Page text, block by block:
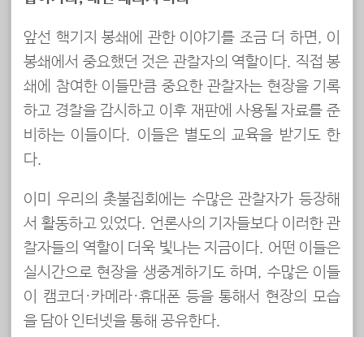
앞선 핵기지 봉쇄에 관한 이야기를 조금 더 하면, 이
봉쇄에서 중요했던 것은 관찰자의 역할이다. 직접 봉
쇄에 참여한 이들만큼 중요한 관찰자는 현장을 기록
하고 경찰을 감시하고 이후 재판에 사용될 자료를 준
비하는 이들이다. 이들은 별도의 교육을 받기도 한
다.
이미 우리의 촛불집회에는 수많은 관찰자가 등장해
서 활동하고 있었다. 언론사의 기자들보다 이러한 관
찰자들의 역할이 더욱 빛나는 지금이다. 어떤 이들은
실시간으로 현장을 생중계하기도 하며, 수많은 이들
이 캠코더·카메라·휴대폰 등을 통해서 현장의 모습
을 담아 인터넷을 통해 공유한다.